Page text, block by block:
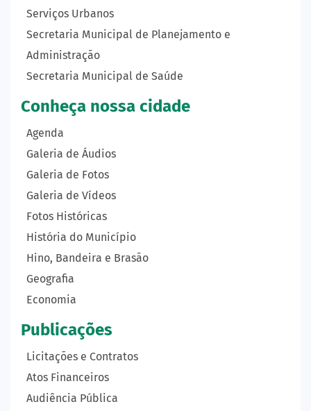
Serviços Urbanos
Secretaria Municipal de Planejamento e
Administração
Secretaria Municipal de Saúde
Conheça nossa cidade
Agenda
Galeria de Áudios
Galeria de Fotos
Galeria de Vídeos
Fotos Históricas
História do Município
Hino, Bandeira e Brasão
Geografia
Economia
Publicações
Licitações e Contratos
Atos Financeiros
Audiência Pública